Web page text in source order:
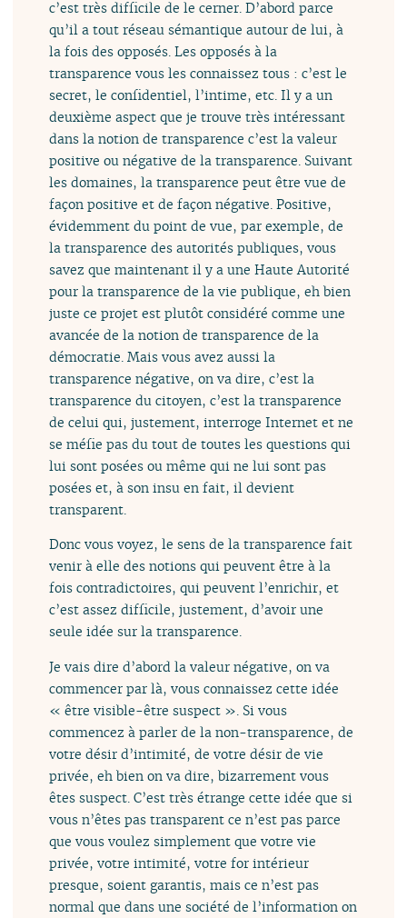
c’est très difficile de le cerner. D’abord parce
qu’il a tout réseau sémantique autour de lui, à
la fois des opposés. Les opposés à la
transparence vous les connaissez tous : c’est le
secret, le confidentiel, l’intime, etc. Il y a un
deuxième aspect que je trouve très intéressant
dans la notion de transparence c’est la valeur
positive ou négative de la transparence. Suivant
les domaines, la transparence peut être vue de
façon positive et de façon négative. Positive,
évidemment du point de vue, par exemple, de
la transparence des autorités publiques, vous
savez que maintenant il y a une Haute Autorité
pour la transparence de la vie publique, eh bien
juste ce projet est plutôt considéré comme une
avancée de la notion de transparence de la
démocratie. Mais vous avez aussi la
transparence négative, on va dire, c’est la
transparence du citoyen, c’est la transparence
de celui qui, justement, interroge Internet et ne
se méfie pas du tout de toutes les questions qui
lui sont posées ou même qui ne lui sont pas
posées et, à son insu en fait, il devient
transparent.
Donc vous voyez, le sens de la transparence fait
venir à elle des notions qui peuvent être à la
fois contradictoires, qui peuvent l’enrichir, et
c’est assez difficile, justement, d’avoir une
seule idée sur la transparence.
Je vais dire d’abord la valeur négative, on va
commencer par là, vous connaissez cette idée
« être visible-être suspect ». Si vous
commencez à parler de la non-transparence, de
votre désir d’intimité, de votre désir de vie
privée, eh bien on va dire, bizarrement vous
êtes suspect. C’est très étrange cette idée que si
vous n’êtes pas transparent ce n’est pas parce
que vous voulez simplement que votre vie
privée, votre intimité, votre for intérieur
presque, soient garantis, mais ce n’est pas
normal que dans une société de l’information on